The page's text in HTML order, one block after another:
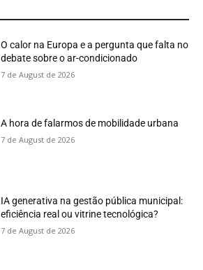
O calor na Europa e a pergunta que falta no
debate sobre o ar-condicionado
7 de August de 2026
A hora de falarmos de mobilidade urbana
7 de August de 2026
IA generativa na gestão pública municipal:
eficiência real ou vitrine tecnológica?
7 de August de 2026